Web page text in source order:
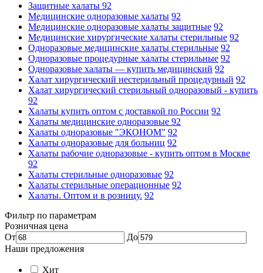
Защитные халаты 92
Медицинские одноразовые халаты 92
Медицинские одноразовые халаты защитные 92
Медицинские хирургические халаты стерильные 92
Одноразовые медицинские халаты стерильные 92
Одноразовые процедурные халаты стерильные 92
Одноразовые халаты — купить медицинский 92
Халат хирургический нестерильный процедурный 92
Халат хирургический стерильный одноразовый - купить
92
Халаты купить оптом с доставкой по России 92
Халаты медицинские одноразовые 92
Халаты одноразовые "ЭКОНОМ" 92
Халаты одноразовые для больниц 92
Халаты рабочие одноразовые - купить оптом в Москве
92
Халаты стерильные одноразовые 92
Халаты стерильные операционные 92
Халаты. Оптом и в розницу. 92
Фильтр по параметрам
Розничная цена
От
До
Наши предложения
Хит